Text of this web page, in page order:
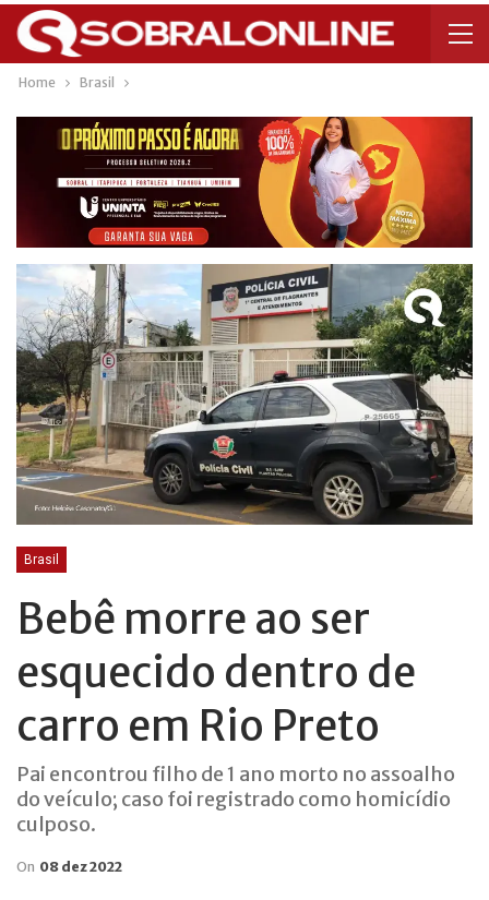
Home Brasil
Brasil
Bebê morre ao ser
esquecido dentro de
carro em Rio Preto
Pai encontrou filho de 1 ano morto no assoalho
do veículo; caso foi registrado como homicídio
culposo.
On 08 dez 2022